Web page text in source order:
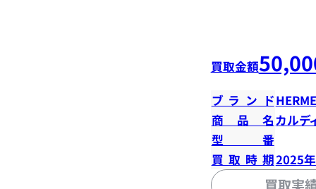
買取金額
ブランド
商品名 カルデ
型番
買取時期2025
買取実